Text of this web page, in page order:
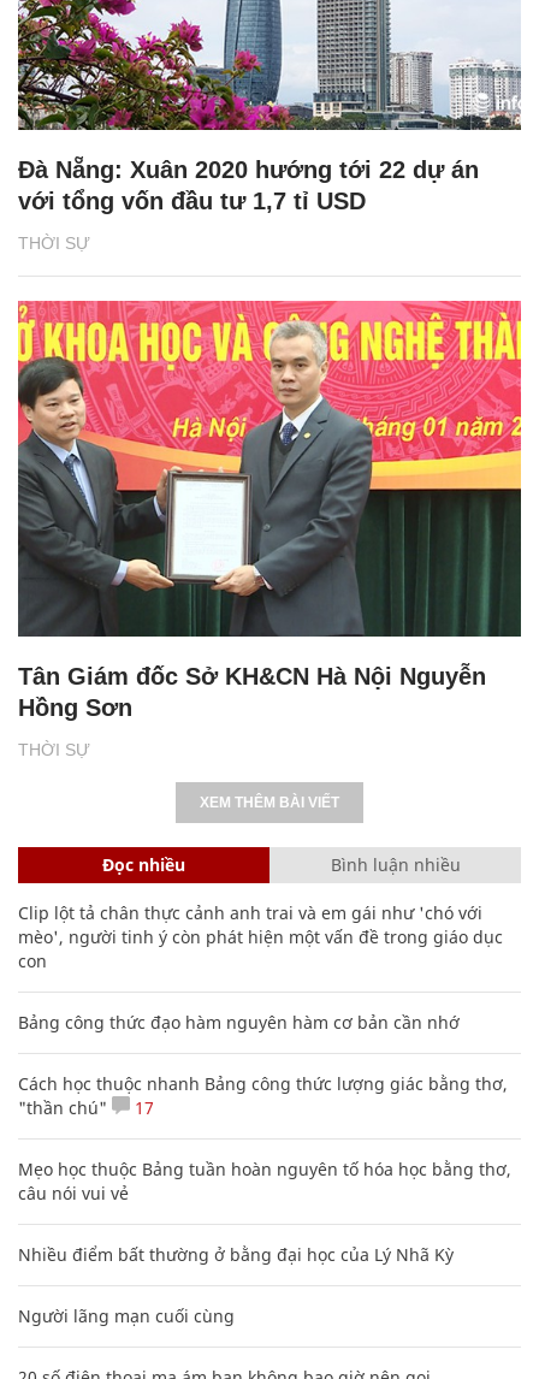
THỜI SỰ
Đà Nẵng: Xuân 2020 hướng tới 22 dự án
với tổng vốn đầu tư 1,7 tỉ USD
THỜI SỰ
Tân Giám đốc Sở KH&CN Hà Nội Nguyễn
Hồng Sơn
XEM THÊM BÀI VIẾT
Đọc nhiều Bình luận nhiều
Clip lột tả chân thực cảnh anh trai và em gái như 'chó với
mèo', người tinh ý còn phát hiện một vấn đề trong giáo dục
con
Bảng công thức đạo hàm nguyên hàm cơ bản cần nhớ
Cách học thuộc nhanh Bảng công thức lượng giác bằng thơ,
"thần chú"
17
Mẹo học thuộc Bảng tuần hoàn nguyên tố hóa học bằng thơ,
câu nói vui vẻ
Nhiều điểm bất thường ở bằng đại học của Lý Nhã Kỳ
Người lãng mạn cuối cùng